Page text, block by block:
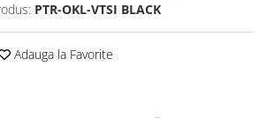
PTR-OKL-VTSI BLACK
Adauga la Favorite